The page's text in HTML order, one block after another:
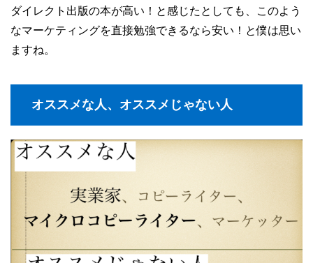
ダイレクト出版の本が高い！と感じたとしても、このよう
なマーケティングを直接勉強できるなら安い！と僕は思い
ますね。
オススメな人、オススメじゃない人